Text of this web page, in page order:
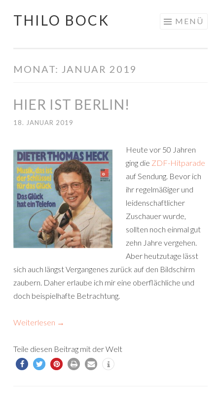
Springe
THILO BOCK MENÜ
MONAT: JANUAR 2019
HIER IST BERLIN!
18. JANUAR 2019
Heute vor 50 Jahren
ging die ZDF-Hitparade
auf Sendung. Bevor ich
ihr regelmäßiger und
leidenschaftlicher
Zuschauer wurde,
sollten noch einmal gut
zehn Jahre vergehen.
Aber heutzutage lässt
sich auch längst Vergangenes zurück auf den Bildschirm
zaubern. Daher erlaube ich mir eine oberflächliche und
doch beispielhafte Betrachtung.
Weiterlesen →
Teile diesen Beitrag mit der Welt